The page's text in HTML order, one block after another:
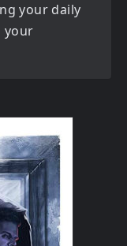
your daily
your